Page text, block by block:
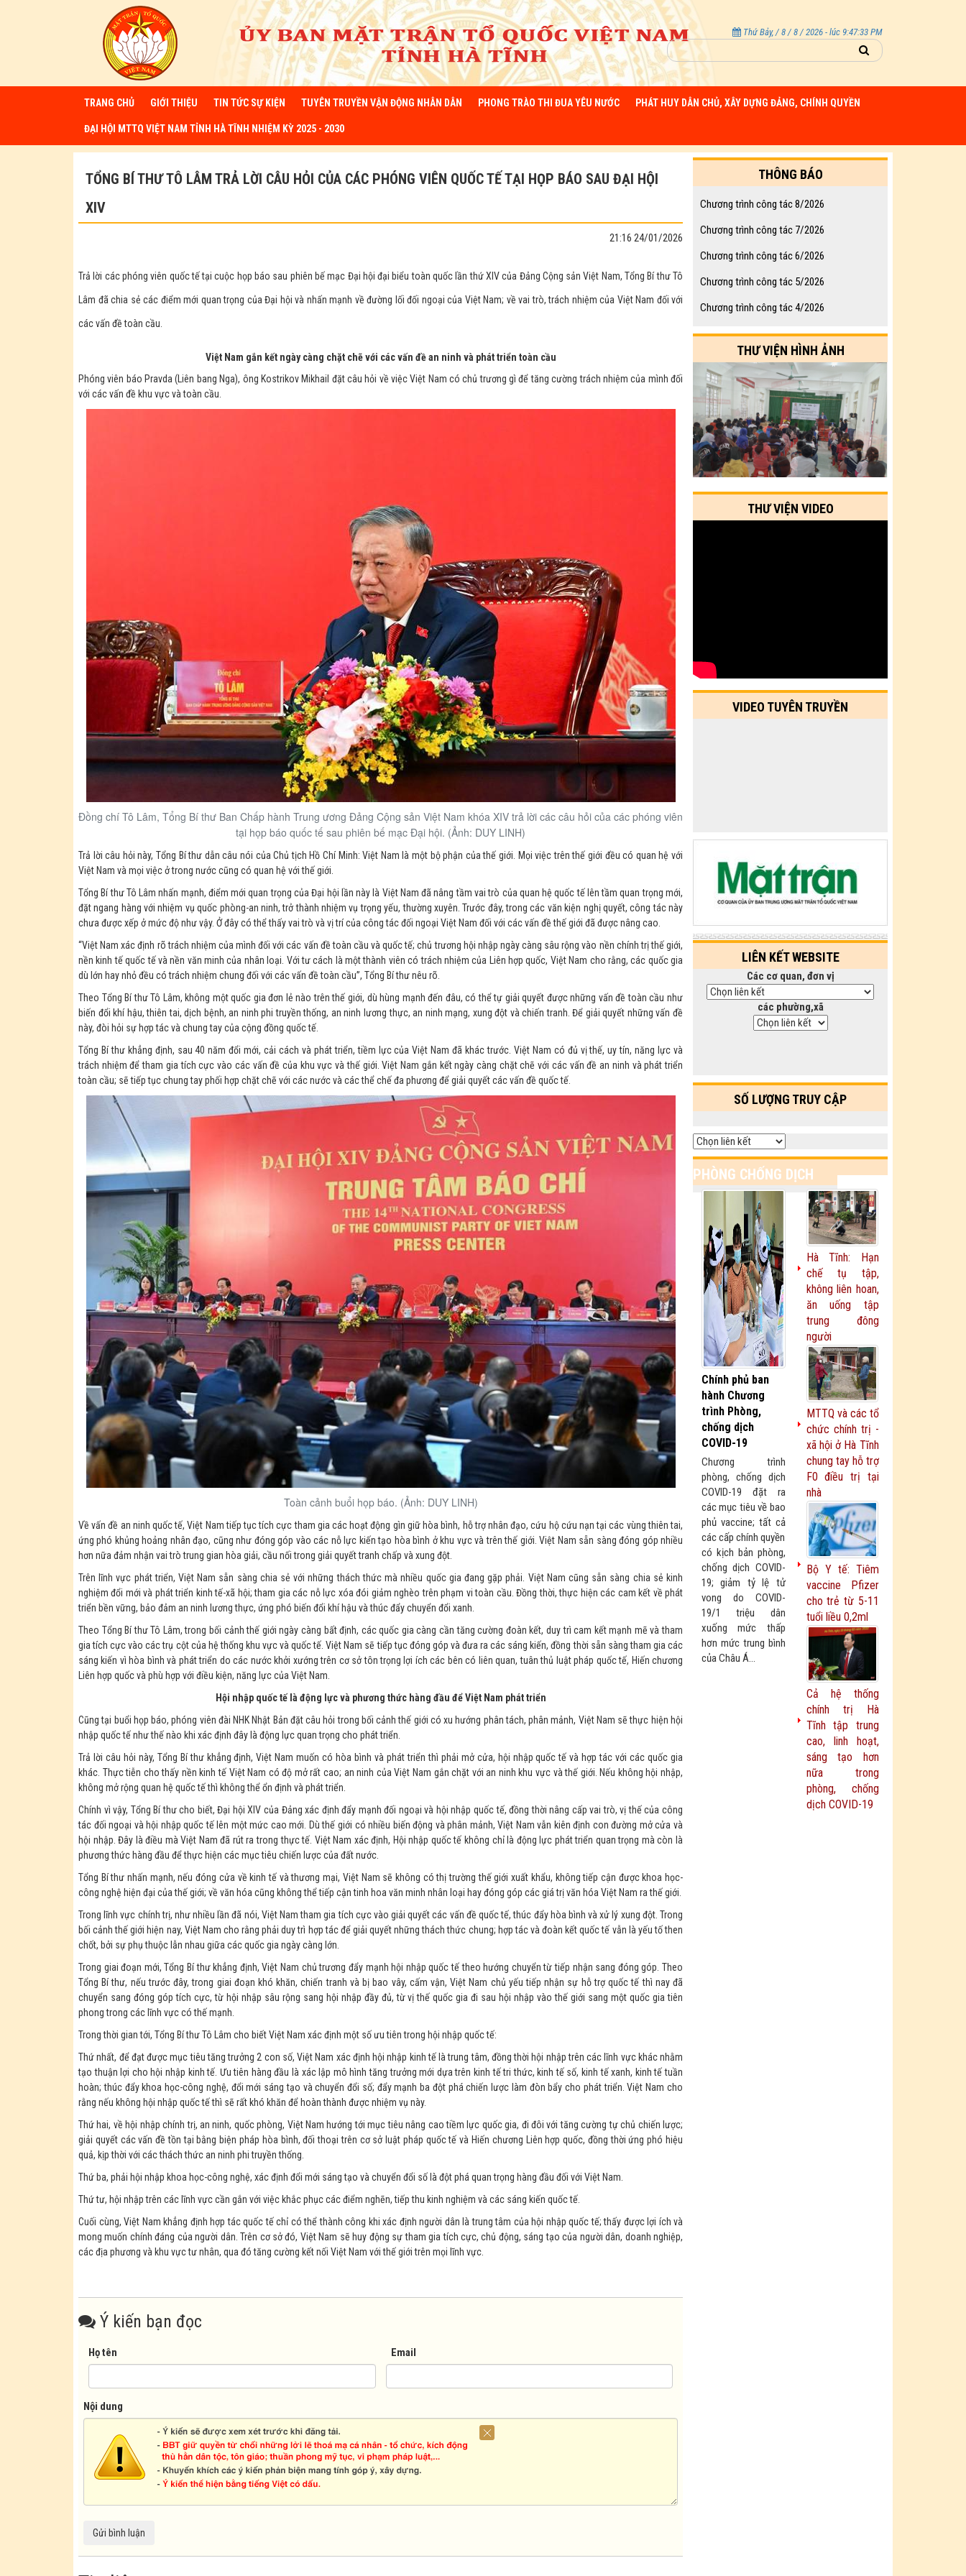
Thứ Bảy, / 8 / 8 / 2026 - lúc 9:47:34 PM
TRANG CHỦ GIỚI THIỆU TIN TỨC SỰ KIỆN TUYÊN TRUYỀN VẬN ĐỘNG NHÂN DÂN PHONG TRÀO THI ĐUA YÊU NƯỚC PHÁT HUY DÂN CHỦ, XÂY DỰNG ĐẢNG, CHÍNH QUYỀN
ĐẠI HỘI MTTQ VIỆT NAM TỈNH HÀ TĨNH NHIỆM KỲ 2025 - 2030
TỔNG BÍ THƯ TÔ LÂM TRẢ LỜI CÂU HỎI CỦA CÁC PHÓNG VIÊN QUỐC TẾ TẠI HỌP BÁO SAU ĐẠI HỘI
XIV
21:16 24/01/2026
Trả lời các phóng viên quốc tế tại cuộc họp báo sau phiên bế mạc Đại hội đại biểu toàn quốc lần thứ XIV của Đảng Cộng sản Việt Nam, Tổng Bí thư Tô
Lâm đã chia sẻ các điểm mới quan trọng của Đại hội và nhấn mạnh về đường lối đối ngoại của Việt Nam; về vai trò, trách nhiệm của Việt Nam đối với
các vấn đề toàn cầu.
Việt Nam gắn kết ngày càng chặt chẽ với các vấn đề an ninh và phát triển toàn cầu
Phóng viên báo Pravda (Liên bang Nga), ông Kostrikov Mikhail đặt câu hỏi về việc Việt Nam có chủ trương gì để tăng cường trách nhiệm của mình đối
với các vấn đề khu vực và toàn cầu.
Đồng chí Tô Lâm, Tổng Bí thư Ban Chấp hành Trung ương Đảng Cộng sản Việt Nam khóa XIV trả lời các câu hỏi của các phóng viên
tại họp báo quốc tế sau phiên bế mạc Đại hội. (Ảnh: DUY LINH)
Trả lời câu hỏi này, Tổng Bí thư dẫn câu nói của Chủ tịch Hồ Chí Minh: Việt Nam là một bộ phận của thế giới. Mọi việc trên thế giới đều có quan hệ với
Việt Nam và mọi việc ở trong nước cũng có quan hệ với thế giới.
Tổng Bí thư Tô Lâm nhấn mạnh, điểm mới quan trọng của Đại hội lần này là Việt Nam đã nâng tầm vai trò của quan hệ quốc tế lên tầm quan trọng mới,
đặt ngang hàng với nhiệm vụ quốc phòng-an ninh, trở thành nhiệm vụ trọng yếu, thường xuyên. Trước đây, trong các văn kiện nghị quyết, công tác này
chưa được xếp ở mức độ như vậy. Ở đây có thể thấy vai trò và vị trí của công tác đối ngoại Việt Nam đối với các vấn đề thế giới đã được nâng cao.
“Việt Nam xác định rõ trách nhiệm của mình đối với các vấn đề toàn cầu và quốc tế; chủ trương hội nhập ngày càng sâu rộng vào nền chính trị thế giới,
nền kinh tế quốc tế và nền văn minh của nhân loại. Với tư cách là một thành viên có trách nhiệm của Liên hợp quốc, Việt Nam cho rằng, các quốc gia
dù lớn hay nhỏ đều có trách nhiệm chung đối với các vấn đề toàn cầu”, Tổng Bí thư nêu rõ.
Theo Tổng Bí thư Tô Lâm, không một quốc gia đơn lẻ nào trên thế giới, dù hùng mạnh đến đâu, có thể tự giải quyết được những vấn đề toàn cầu như
biến đổi khí hậu, thiên tai, dịch bệnh, an ninh phi truyền thống, an ninh lương thực, an ninh mạng, xung đột và chiến tranh. Để giải quyết những vấn đề
này, đòi hỏi sự hợp tác và chung tay của cộng đồng quốc tế.
Tổng Bí thư khẳng định, sau 40 năm đổi mới, cải cách và phát triển, tiềm lực của Việt Nam đã khác trước. Việt Nam có đủ vị thế, uy tín, năng lực và
trách nhiệm để tham gia tích cực vào các vấn đề của khu vực và thế giới. Việt Nam gắn kết ngày càng chặt chẽ với các vấn đề an ninh và phát triển
toàn cầu; sẽ tiếp tục chung tay phối hợp chặt chẽ với các nước và các thể chế đa phương để giải quyết các vấn đề quốc tế.
Toàn cảnh buổi họp báo. (Ảnh: DUY LINH)
Về vấn đề an ninh quốc tế, Việt Nam tiếp tục tích cực tham gia các hoạt động gìn giữ hòa bình, hỗ trợ nhân đạo, cứu hộ cứu nạn tại các vùng thiên tai,
ứng phó khủng hoảng nhân đạo, cũng như đóng góp vào các nỗ lực kiến tạo hòa bình ở khu vực và trên thế giới. Việt Nam sẵn sàng đóng góp nhiều
hơn nữa đảm nhận vai trò trung gian hòa giải, cầu nối trong giải quyết tranh chấp và xung đột.
Trên lĩnh vực phát triển, Việt Nam sẵn sàng chia sẻ với những thách thức mà nhiều quốc gia đang gặp phải. Việt Nam cũng sẵn sàng chia sẻ kinh
nghiệm đổi mới và phát triển kinh tế-xã hội; tham gia các nỗ lực xóa đói giảm nghèo trên phạm vi toàn cầu. Đồng thời, thực hiện các cam kết về phát
triển bền vững, bảo đảm an ninh lương thực, ứng phó biến đổi khí hậu và thúc đẩy chuyển đổi xanh.
Theo Tổng Bí thư Tô Lâm, trong bối cảnh thế giới ngày càng bất định, các quốc gia càng cần tăng cường đoàn kết, duy trì cam kết mạnh mẽ và tham
gia tích cực vào các trụ cột của hệ thống khu vực và quốc tế. Việt Nam sẽ tiếp tục đóng góp và đưa ra các sáng kiến, đồng thời sẵn sàng tham gia các
sáng kiến vì hòa bình và phát triển do các nước khởi xướng trên cơ sở tôn trọng lợi ích các bên có liên quan, tuân thủ luật pháp quốc tế, Hiến chương
Liên hợp quốc và phù hợp với điều kiện, năng lực của Việt Nam.
Hội nhập quốc tế là động lực và phương thức hàng đầu để Việt Nam phát triển
Cũng tại buổi họp báo, phóng viên đài NHK Nhật Bản đặt câu hỏi trong bối cảnh thế giới có xu hướng phân tách, phân mảnh, Việt Nam sẽ thực hiện hội
nhập quốc tế như thế nào khi xác định đây là động lực quan trọng cho phát triển.
Trả lời câu hỏi này, Tổng Bí thư khẳng định, Việt Nam muốn có hòa bình và phát triển thì phải mở cửa, hội nhập quốc tế và hợp tác với các quốc gia
khác. Thực tiễn cho thấy nền kinh tế Việt Nam có độ mở rất cao; an ninh của Việt Nam gắn chặt với an ninh khu vực và thế giới. Nếu không hội nhập,
không mở rộng quan hệ quốc tế thì không thể ổn định và phát triển.
Chính vì vậy, Tổng Bí thư cho biết, Đại hội XIV của Đảng xác định đẩy mạnh đối ngoại và hội nhập quốc tế, đồng thời nâng cấp vai trò, vị thế của công
tác đối ngoại và hội nhập quốc tế lên một mức cao mới. Dù thế giới có nhiều biến động và phân mảnh, Việt Nam vẫn kiên định con đường mở cửa và
hội nhập. Đây là điều mà Việt Nam đã rút ra trong thực tế. Việt Nam xác định, Hội nhập quốc tế không chỉ là động lực phát triển quan trọng mà còn là
phương thức hàng đầu để thực hiện các mục tiêu chiến lược của đất nước.
Tổng Bí thư nhấn mạnh, nếu đóng cửa về kinh tế và thương mại, Việt Nam sẽ không có thị trường thế giới xuất khẩu, không tiếp cận được khoa học-
công nghệ hiện đại của thế giới; về văn hóa cũng không thể tiếp cận tinh hoa văn minh nhân loại hay đóng góp các giá trị văn hóa Việt Nam ra thế giới.
Trong lĩnh vực chính trị, như nhiều lần đã nói, Việt Nam tham gia tích cực vào giải quyết các vấn đề quốc tế, thúc đẩy hòa bình và xử lý xung đột. Trong
bối cảnh thế giới hiện nay, Việt Nam cho rằng phải duy trì hợp tác để giải quyết những thách thức chung; hợp tác và đoàn kết quốc tế vẫn là yếu tố then
chốt, bởi sự phụ thuộc lẫn nhau giữa các quốc gia ngày càng lớn.
Trong giai đoạn mới, Tổng Bí thư khẳng định, Việt Nam chủ trương đẩy mạnh hội nhập quốc tế theo hướng chuyển từ tiếp nhận sang đóng góp. Theo
Tổng Bí thư, nếu trước đây, trong giai đoạn khó khăn, chiến tranh và bị bao vây, cấm vận, Việt Nam chủ yếu tiếp nhận sự hỗ trợ quốc tế thì nay đã
chuyển sang đóng góp tích cực, từ hội nhập sâu rộng sang hội nhập đầy đủ, từ vị thế quốc gia đi sau hội nhập vào thế giới sang một quốc gia tiên
phong trong các lĩnh vực có thế mạnh.
Trong thời gian tới, Tổng Bí thư Tô Lâm cho biết Việt Nam xác định một số ưu tiên trong hội nhập quốc tế:
Thứ nhất, để đạt được mục tiêu tăng trưởng 2 con số, Việt Nam xác định hội nhập kinh tế là trung tâm, đồng thời hội nhập trên các lĩnh vực khác nhằm
tạo thuận lợi cho hội nhập kinh tế. Ưu tiên hàng đầu là xác lập mô hình tăng trưởng mới dựa trên kinh tế tri thức, kinh tế số, kinh tế xanh, kinh tế tuần
hoàn; thúc đẩy khoa học-công nghệ, đổi mới sáng tạo và chuyển đổi số; đẩy mạnh ba đột phá chiến lược làm đòn bẩy cho phát triển. Việt Nam cho
rằng nếu không hội nhập quốc tế thì sẽ rất khó khăn để hoàn thành được nhiệm vụ này.
Thứ hai, về hội nhập chính trị, an ninh, quốc phòng, Việt Nam hướng tới mục tiêu nâng cao tiềm lực quốc gia, đi đôi với tăng cường tự chủ chiến lược;
giải quyết các vấn đề tồn tại bằng biện pháp hòa bình, đối thoại trên cơ sở luật pháp quốc tế và Hiến chương Liên hợp quốc, đồng thời ứng phó hiệu
quả, kịp thời với các thách thức an ninh phi truyền thống.
Thứ ba, phải hội nhập khoa học-công nghệ, xác định đổi mới sáng tạo và chuyển đổi số là đột phá quan trọng hàng đầu đối với Việt Nam.
Thứ tư, hội nhập trên các lĩnh vực cần gắn với việc khắc phục các điểm nghẽn, tiếp thu kinh nghiệm và các sáng kiến quốc tế.
Cuối cùng, Việt Nam khẳng định hợp tác quốc tế chỉ có thể thành công khi xác định người dân là trung tâm của hội nhập quốc tế; thấy được lợi ích và
mong muốn chính đáng của người dân. Trên cơ sở đó, Việt Nam sẽ huy động sự tham gia tích cực, chủ động, sáng tạo của người dân, doanh nghiệp,
các địa phương và khu vực tư nhân, qua đó tăng cường kết nối Việt Nam với thế giới trên mọi lĩnh vực.
Ý kiến bạn đọc
Họ tên Email
Nội dung
THÔNG BÁO
Chương trình công tác 8/2026
Chương trình công tác 7/2026
Chương trình công tác 6/2026
Chương trình công tác 5/2026
Chương trình công tác 4/2026
THƯ VIỆN HÌNH ẢNH
THƯ VIỆN VIDEO
VIDEO TUYÊN TRUYỀN
LIÊN KẾT WEBSITE
Các cơ quan, đơn vị
các phường,xã
SỐ LƯỢNG TRUY CẬP
PHÒNG CHỐNG DỊCH
COVID-19
Xem thêm
Chính phủ ban
hành Chương
trình Phòng,
chống dịch
COVID-19
Chương trình
phòng, chống dịch
COVID-19 đặt ra
các mục tiêu về bao
phủ vaccine; tất cả
các cấp chính quyền
có kịch bản phòng,
chống dịch COVID-
19; giảm tỷ lệ tử
vong do COVID-
19/1 triệu dân
xuống mức thấp
hơn mức trung bình
của Châu Á...
Hà Tĩnh: Hạn
chế tụ tập,
không liên hoan,
ăn uống tập
trung đông
người
MTTQ và các tổ
chức chính trị -
xã hội ở Hà Tĩnh
chung tay hỗ trợ
F0 điều trị tại
nhà
Bộ Y tế: Tiêm
vaccine Pfizer
cho trẻ từ 5-11
tuổi liều 0,2ml
Cả hệ thống
chính trị Hà
Tĩnh tập trung
cao, linh hoạt,
sáng tạo hơn
nữa trong
phòng, chống
dịch COVID-19